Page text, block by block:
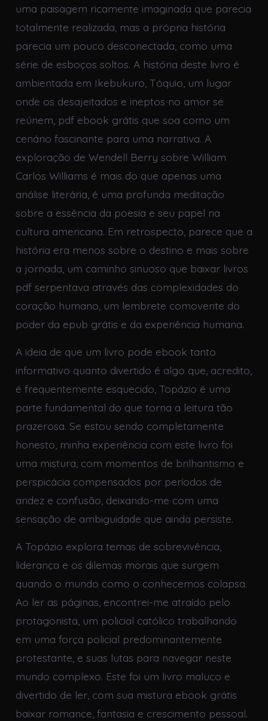
uma paisagem ricamente imaginada que parecia
totalmente realizada, mas a própria história
parecia um pouco desconectada, como uma
série de esboços soltos. A história deste livro é
ambientada em Ikebukuro, Tóquio, um lugar
onde os desajeitados e ineptos no amor se
reúnem, pdf ebook grátis que soa como um
cenário fascinante para uma narrativa. A
exploração de Wendell Berry sobre William
Carlos Williams é mais do que apenas uma
análise literária, é uma profunda meditação
sobre a essência da poesia e seu papel na
cultura americana. Em retrospecto, parece que a
história era menos sobre o destino e mais sobre
a jornada, um caminho sinuoso que baixar livros
pdf serpentava através das complexidades do
coração humano, um lembrete comovente do
poder da epub grátis e da experiência humana.
A ideia de que um livro pode ebook tanto
informativo quanto divertido é algo que, acredito,
é frequentemente esquecido, Topázio é uma
parte fundamental do que torna a leitura tão
prazerosa. Se estou sendo completamente
honesto, minha experiência com este livro foi
uma mistura, com momentos de brilhantismo e
perspicácia compensados por períodos de
aridez e confusão, deixando-me com uma
sensação de ambiguidade que ainda persiste.
A Topázio explora temas de sobrevivência,
liderança e os dilemas morais que surgem
quando o mundo como o conhecemos colapsa.
Ao ler as páginas, encontrei-me atraído pelo
protagonista, um policial católico trabalhando
em uma força policial predominantemente
protestante, e suas lutas para navegar neste
mundo complexo. Este foi um livro maluco e
divertido de ler, com sua mistura ebook grátis
baixar romance, fantasia e crescimento pessoal.